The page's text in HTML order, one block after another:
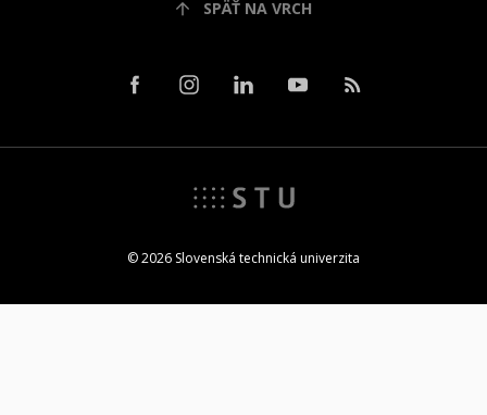
SPÄŤ NA VRCH
© 2026 Slovenská technická univerzita